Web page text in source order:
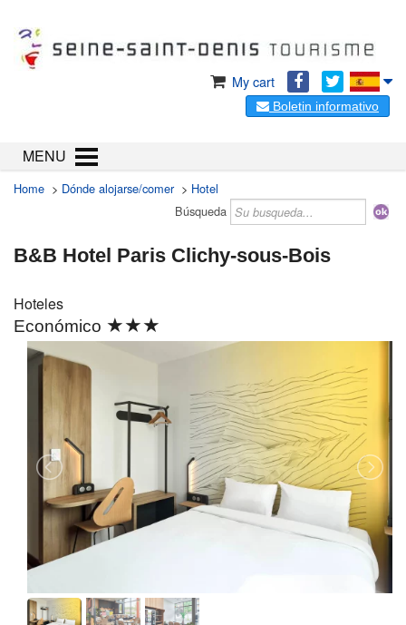
My cart
Boletin informativo
MENU
Home > Dónde alojarse/comer> Hotel
Búsqueda
B&B Hotel Paris Clichy-sous-Bois
Hoteles
Económico ★★★